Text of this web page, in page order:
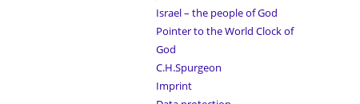
Israel – the people of God
Pointer to the World Clock of
God
C.H.Spurgeon
Imprint